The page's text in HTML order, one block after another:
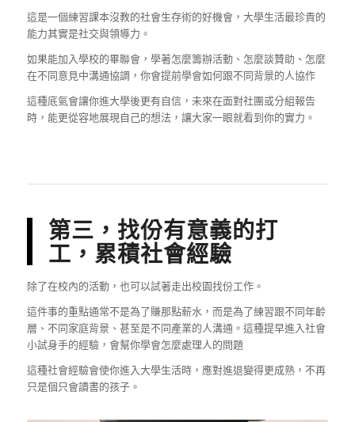
這是一個練習課本沒教的社會生存術的好機會，大學生活最珍貴的
能力其實是社交與領導力。
如果能加入學校的畢聯會，學著怎麼籌辦活動、怎麼談贊助、怎麼
在不同意見中溝通協調，你會提前學會如何跟不同背景的人協作
這種底氣會讓你進大學後更有自信，未來在面對社團或分組報告
時，能更從容地展現自己的想法，讓大家一眼就看到你的實力。
第三，找份有意義的打
工，累積社會經驗
除了在校內的活動，也可以試著走出校園找份工作。
這件事的重點通常不是為了賺那點薪水，而是為了練習跟不同年齡
層、不同家庭背景、甚至是不同產業的人溝通。這種提早進入社會
小試身手的經驗，會幫你學會怎麼處理人的問題
這種社會經驗會使你進入大學生活時，應對進退變得更成熟，不再
只是個只會讀書的孩子。